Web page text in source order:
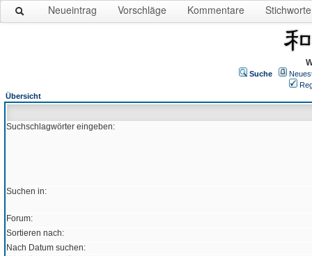
Neueintrag Vorschläge Kommentare Stichworte
Suche
Übersicht
Suchschlagwörter eingeben:
Suchen in:
Forum:
Sortieren nach:
Nach Datum suchen: